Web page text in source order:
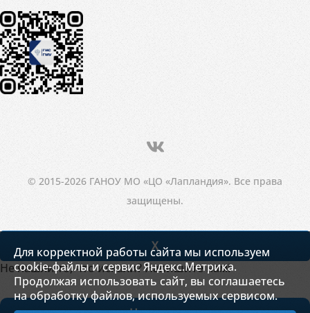
© 2015-2026 ГАНОУ МО «ЦО «Лапландия». Все права
защищены.
Для корректной работы сайта мы используем
cookie-файлы и сервис Яндекс.Метрика.
Продолжая использовать сайт, вы соглашаетесь
на обработку файлов, используемых сервисом.
X
Не нашли то, что искали? Напишите нам!